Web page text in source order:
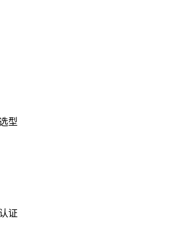
型
证